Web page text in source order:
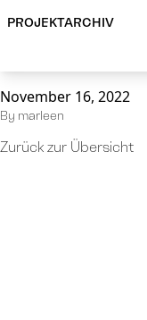
PROJEKTARCHIV
Ich
November 16, 2022
By marleen
Zurück zur Übersicht